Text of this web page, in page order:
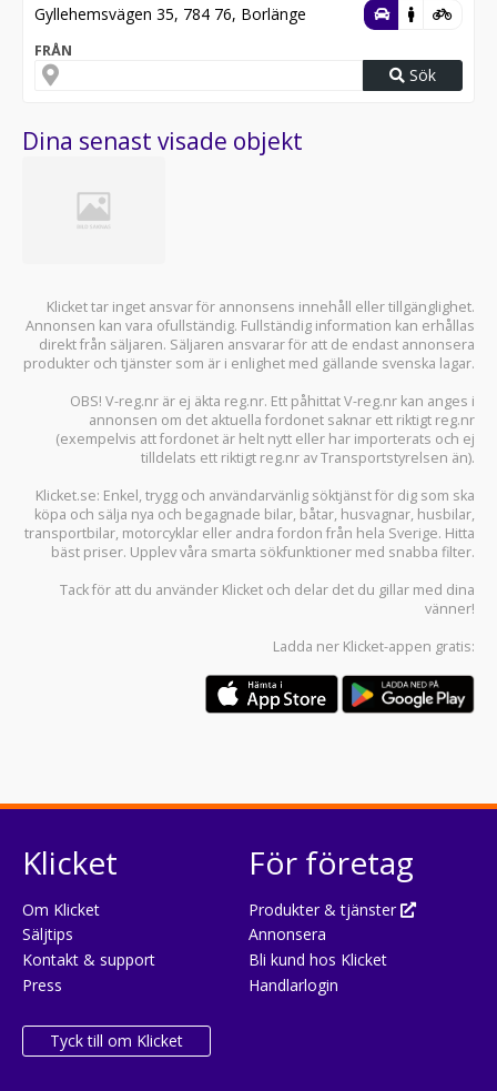
Gyllehemsvägen 35, 784 76, Borlänge
FRÅN
Sök
Dina senast visade objekt
Klicket tar inget ansvar för annonsens innehåll eller tillgänglighet.
Annonsen kan vara ofullständig. Fullständig information kan erhållas
direkt från säljaren. Säljaren ansvarar för att de endast annonsera
produkter och tjänster som är i enlighet med gällande svenska lagar.
OBS! V-reg.nr är ej äkta reg.nr. Ett påhittat V-reg.nr kan anges i
annonsen om det aktuella fordonet saknar ett riktigt reg.nr
(exempelvis att fordonet är helt nytt eller har importerats och ej
tilldelats ett riktigt reg.nr av Transportstyrelsen än).
Klicket.se: Enkel, trygg och användarvänlig söktjänst för dig som ska
köpa och sälja nya och begagnade bilar, båtar, husvagnar, husbilar,
transportbilar, motorcyklar eller andra fordon från hela Sverige. Hitta
bäst priser. Upplev våra smarta sökfunktioner med snabba filter.
Tack för att du använder Klicket och delar det du gillar med dina
vänner!
Ladda ner Klicket-appen gratis:
Klicket
Om Klicket
Säljtips
Kontakt & support
Press
Tyck till om Klicket
För företag
Produkter & tjänster
Annonsera
Bli kund hos Klicket
Handlarlogin